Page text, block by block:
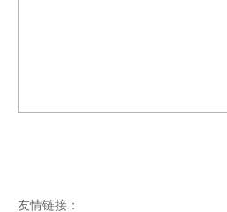
友情链接：